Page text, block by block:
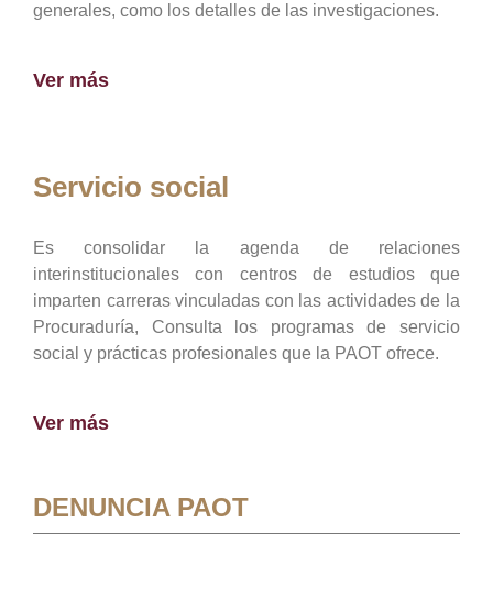
generales, como los detalles de las investigaciones.
Ver más
Servicio social
Es consolidar la agenda de relaciones
interinstitucionales con centros de estudios que
imparten carreras vinculadas con las actividades de la
Procuraduría, Consulta los programas de servicio
social y prácticas profesionales que la PAOT ofrece.
Ver más
DENUNCIA PAOT